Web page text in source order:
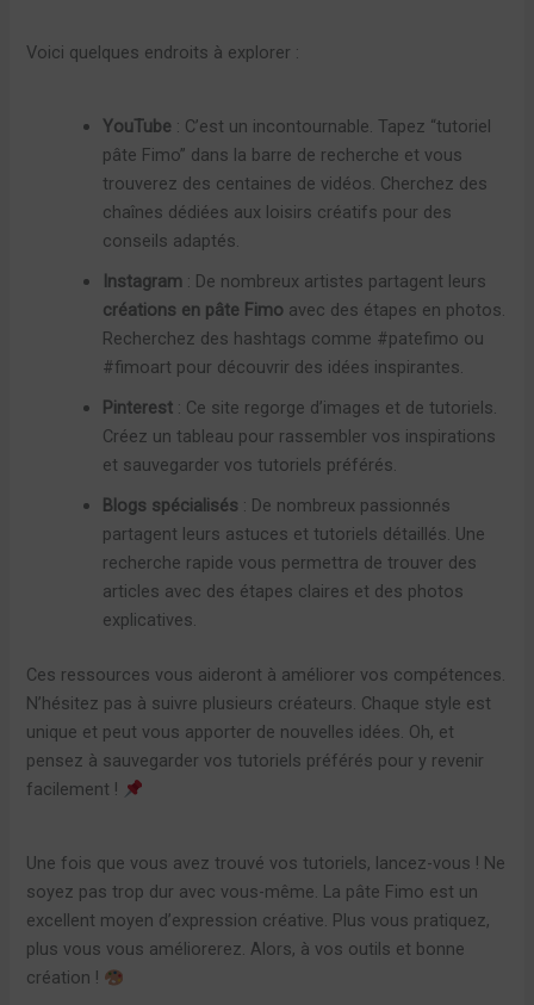
Voici quelques endroits à explorer :
YouTube : C’est un incontournable. Tapez “tutoriel
pâte Fimo” dans la barre de recherche et vous
trouverez des centaines de vidéos. Cherchez des
chaînes dédiées aux loisirs créatifs pour des
conseils adaptés.
Instagram : De nombreux artistes partagent leurs
créations en pâte Fimo avec des étapes en photos.
Recherchez des hashtags comme #patefimo ou
#fimoart pour découvrir des idées inspirantes.
Pinterest : Ce site regorge d’images et de tutoriels.
Créez un tableau pour rassembler vos inspirations
et sauvegarder vos tutoriels préférés.
Blogs spécialisés : De nombreux passionnés
partagent leurs astuces et tutoriels détaillés. Une
recherche rapide vous permettra de trouver des
articles avec des étapes claires et des photos
explicatives.
Ces ressources vous aideront à améliorer vos compétences.
N’hésitez pas à suivre plusieurs créateurs. Chaque style est
unique et peut vous apporter de nouvelles idées. Oh, et
pensez à sauvegarder vos tutoriels préférés pour y revenir
facilement !
Une fois que vous avez trouvé vos tutoriels, lancez-vous ! Ne
soyez pas trop dur avec vous-même. La pâte Fimo est un
excellent moyen d’expression créative. Plus vous pratiquez,
plus vous vous améliorerez. Alors, à vos outils et bonne
création !